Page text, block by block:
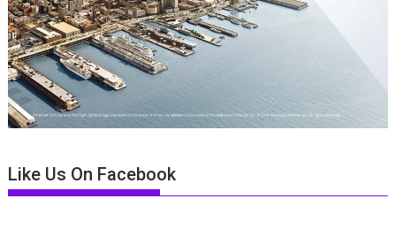
Like Us On Facebook